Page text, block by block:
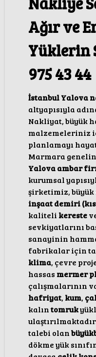
Ağır ve
Yüklerin
975 43 44
İstanbul Yalova
altyapısıyla
Nakliyat, büyük
malzemeleriniz
planlamayı
Marmara
Yalova ambar
kurumsal
şirketimiz,
inşaat demiri
kaliteli kereste
sevkiyatlarını
sanayinin
fabrikalar için
klima, çevre
hassas mermer
çalışmalarının
hafriyat, kum,
kalıntomruk
talebi olan
dökme yük